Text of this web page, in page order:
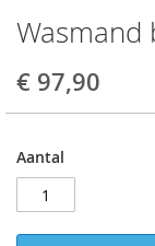
Wasmand
€ 97,90
Aantal
Skip
to
the
beginning
of
images
gallery